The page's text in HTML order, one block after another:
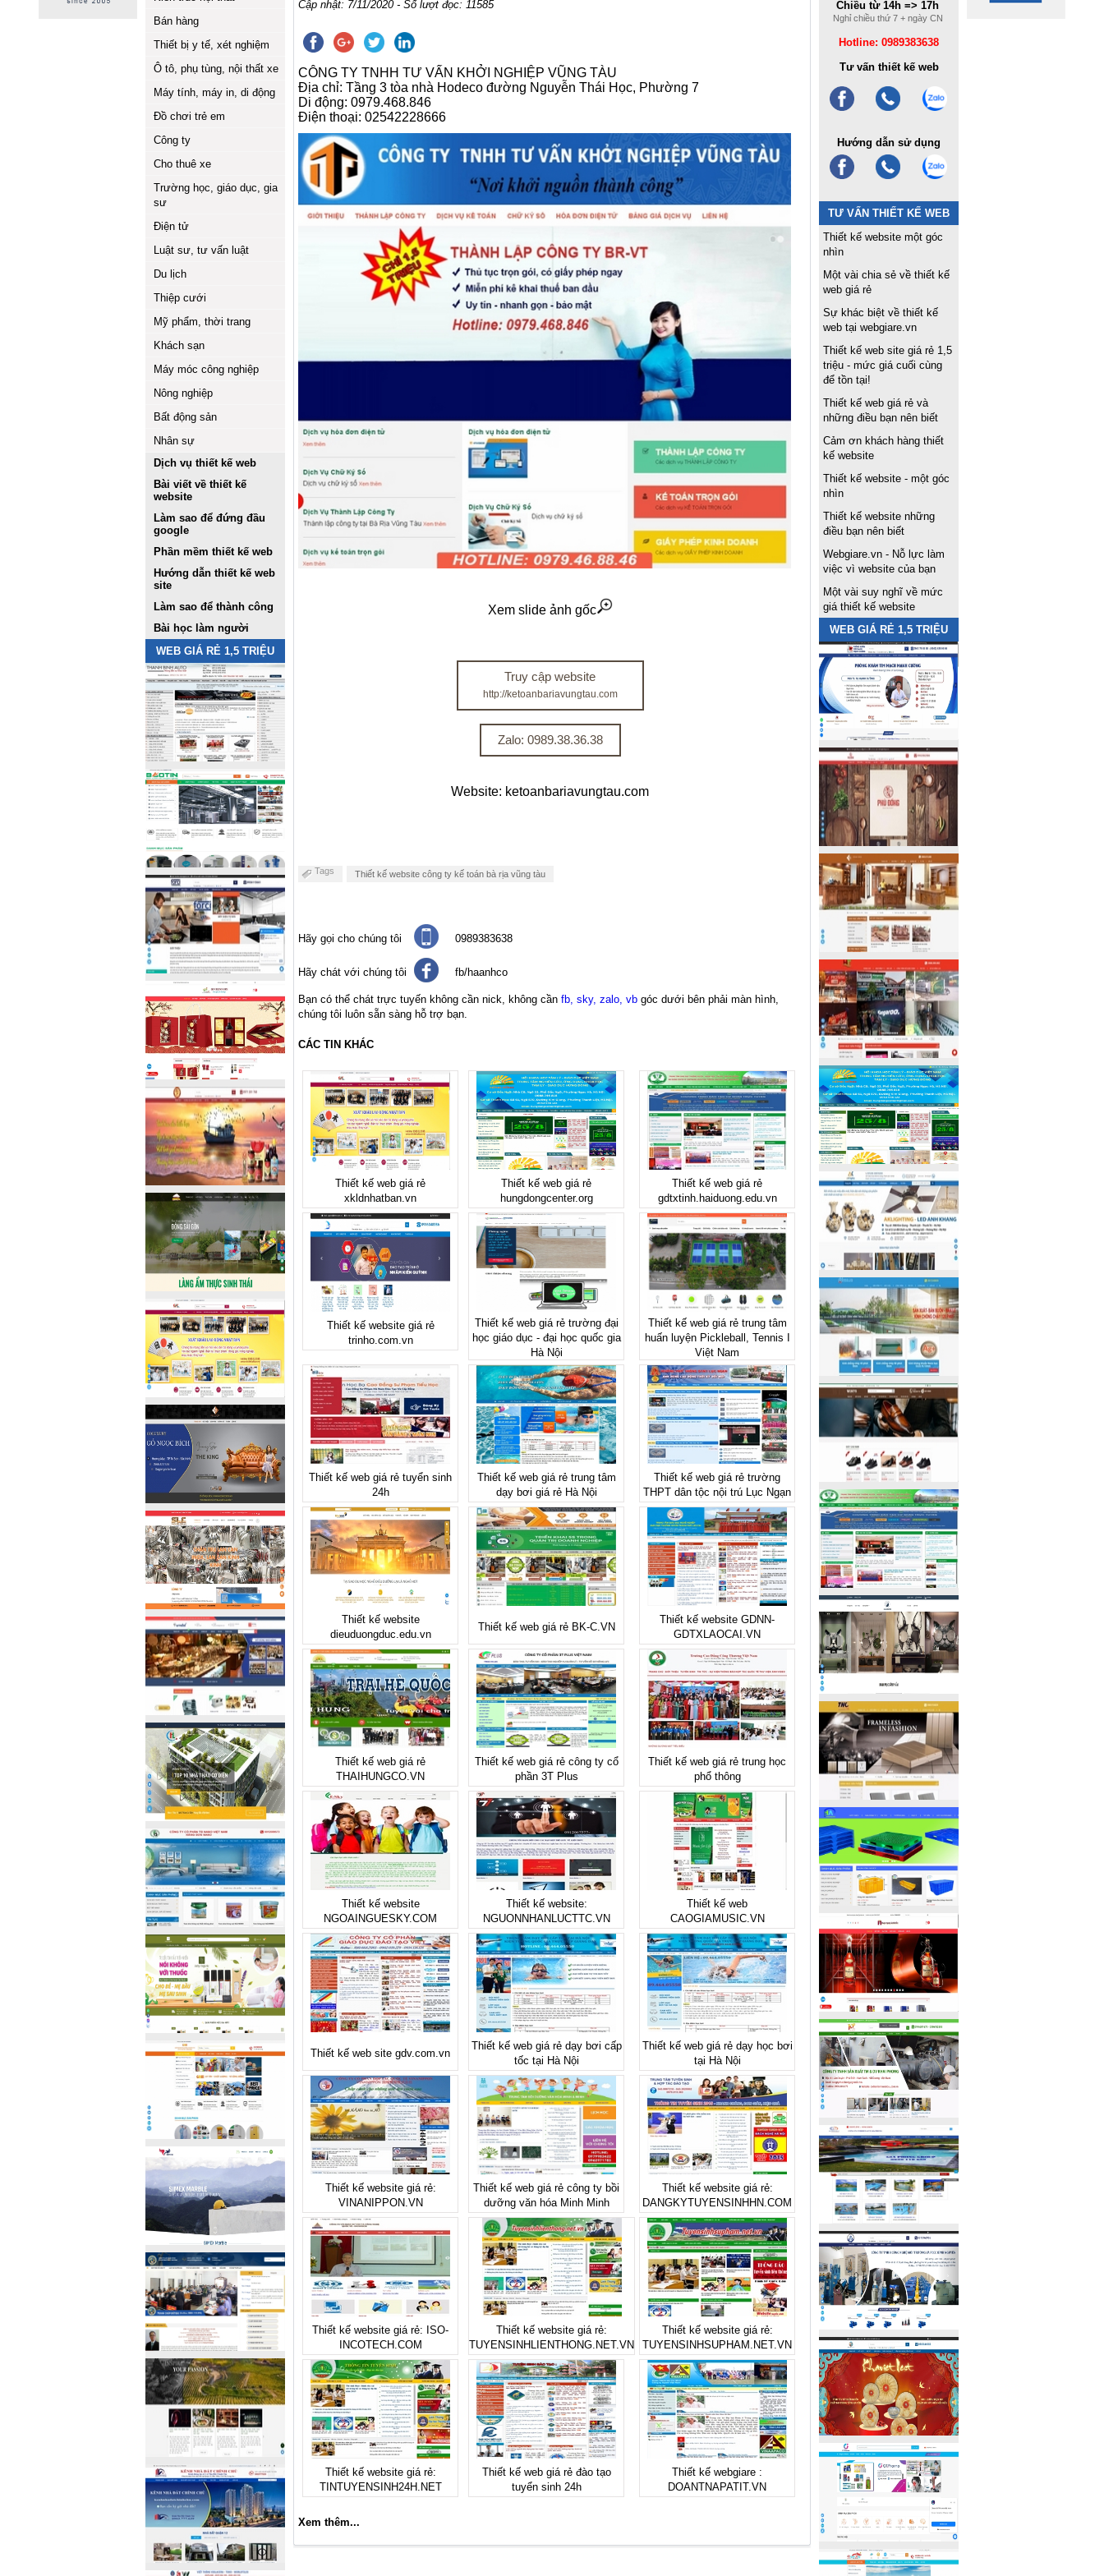
Bán hàng
Thiết bị y tế, xét nghiệm
Ô tô, phụ tùng, nội thất xe
Máy tính, máy in, di động
Đồ chơi trẻ em
Công ty
Cho thuê xe
Trường học, giáo dục, gia
sư
Điện tử
Luật sư, tư vấn luật
Du lịch
Thiệp cưới
Mỹ phẩm, thời trang
Khách sạn
Máy móc công nghiệp
Nông nghiệp
Bất động sản
Nhân sự
Dịch vụ thiết kế web
Bài viết về thiết kế
website
Làm sao để đứng đầu
google
Phần mềm thiết kế web
Hướng dẫn thiết kế web
site
Làm sao để thành công
Bài học làm người
WEB GIÁ RẺ 1,5 TRIỆU
Cập nhật: 7/11/2020 - Số lượt đọc: 11585
CÔNG TY TNHH TƯ VẤN KHỞI NGHIỆP VŨNG TÀU
Địa chỉ: Tầng 3 tòa nhà Hodeco đường Nguyễn Thái Học, Phường 7
Di động: 0979.468.846
Điện thoại: 02542228666
Xem slide ảnh gốc
Truy cập website
http://ketoanbariavungtau.com
Zalo: 0989.38.36.38
Website: ketoanbariavungtau.com
Tags Thiết kế website công ty kế toán bà rịa vũng tàu
Hãy gọi cho chúng tôi 0989383638
Hãy chát với chúng tôi fb/haanhco
Bạn có thể chát trực tuyến không cần nick, không cần fb, sky, zalo, vb góc dưới bên phải màn hình,
chúng tôi luôn sẵn sàng hỗ trợ bạn.
CÁC TIN KHÁC
Thiết kế web giá rẻ
xkldnhatban.vn
Thiết kế web giá rẻ
hungdongcenter.org
Thiết kế web giá rẻ
gdtxtinh.haiduong.edu.vn
Thiết kế website giá rẻ
trinho.com.vn
Thiết kế web giá rẻ trường đại
học giáo dục - đại học quốc gia
Hà Nội
Thiết kế web giá rẻ trung tâm
huấn luyện Pickleball, Tennis I
Việt Nam
Thiết kế web giá rẻ tuyển sinh
24h
Thiết kế web giá rẻ trung tâm
dạy bơi giá rẻ Hà Nội
Thiết kế web giá rẻ trường
THPT dân tộc nội trú Lục Ngạn
Thiết kế website
dieuduongduc.edu.vn
Thiết kế web giá rẻ BK-C.VN
Thiết kế website GDNN-
GDTXLAOCAI.VN
Thiết kế web giá rẻ
THAIHUNGCO.VN
Thiết kế web giá rẻ công ty cổ
phần 3T Plus
Thiết kế web giá rẻ trung học
phổ thông
Thiết kế website
NGOAINGUESKY.COM
Thiết kế website:
NGUONNHANLUCTTC.VN
Thiết kế web
CAOGIAMUSIC.VN
Thiết kế web site gdv.com.vn
Thiết kế web giá rẻ dạy bơi cấp
tốc tại Hà Nội
Thiết kế web giá rẻ dạy học bơi
tại Hà Nội
Thiết kế website giá rẻ:
VINANIPPON.VN
Thiết kế web giá rẻ công ty bồi
dưỡng văn hóa Minh Minh
Thiết kế website giá rẻ:
DANGKYTUYENSINHHN.COM
Thiết kế website giá rẻ: ISO-
INCOTECH.COM
Thiết kế website giá rẻ:
TUYENSINHLIENTHONG.NET.VN
Thiết kế website giá rẻ:
TUYENSINHSUPHAM.NET.VN
Thiết kế website giá rẻ:
TINTUYENSINH24H.NET
Thiết kế web giá rẻ đào tạo
tuyển sinh 24h
Thiết kế webgiare :
DOANTNAPATIT.VN
Xem thêm...
Chiều từ 14h => 17h
Nghỉ chiều thứ 7 + ngày CN
Hotline: 0989383638
Tư vấn thiết kế web
Hướng dẫn sử dụng
TƯ VẤN THIẾT KẾ WEB
Thiết kế website một góc
nhìn
Một vài chia sẻ về thiết kế
web giá rẻ
Sự khác biệt về thiết kế
web tại webgiare.vn
Thiết kế web site giá rẻ 1,5
triệu - mức giá cuối cùng
để tồn tại!
Thiết kế web giá rẻ và
những điều bạn nên biết
Cảm ơn khách hàng thiết
kế website
Thiết kế website - một góc
nhìn
Thiết kế website những
điều bạn nên biết
Webgiare.vn - Nỗ lực làm
việc vì website của bạn
Một vài suy nghĩ về mức
giá thiết kế website
WEB GIÁ RẺ 1,5 TRIỆU